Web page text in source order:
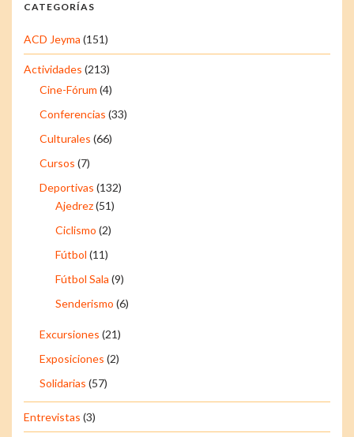
CATEGORÍAS
ACD Jeyma (151)
Actividades (213)
Cine-Fórum (4)
Conferencias (33)
Culturales (66)
Cursos (7)
Deportivas (132)
Ajedrez(51)
Ciclismo (2)
Fútbol (11)
Fútbol Sala (9)
Senderismo (6)
Excursiones (21)
Exposiciones (2)
Solidarias (57)
Entrevistas (3)